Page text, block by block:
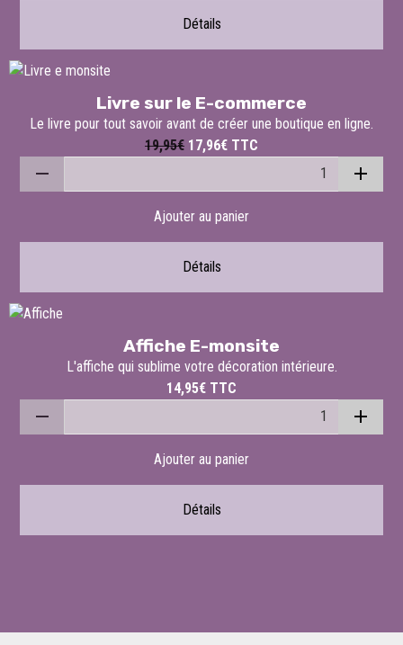
Détails
Livre sur le E-commerce
Le livre pour tout savoir avant de créer une boutique en ligne.
19,95€ 17,96€ TTC
Ajouter au panier
Détails
Affiche E-monsite
L'affiche qui sublime votre décoration intérieure.
14,95€ TTC
Ajouter au panier
Détails